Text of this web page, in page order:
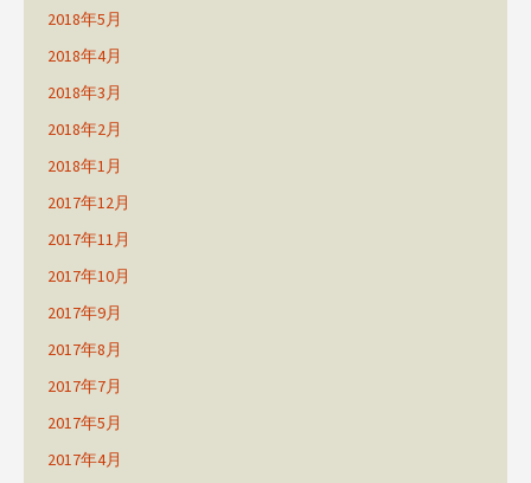
2018年5月
2018年4月
2018年3月
2018年2月
2018年1月
2017年12月
2017年11月
2017年10月
2017年9月
2017年8月
2017年7月
2017年5月
2017年4月